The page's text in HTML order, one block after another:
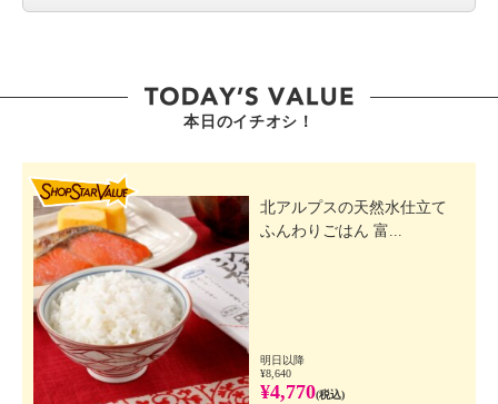
本日のイチオシ！
北アルプスの天然水仕立て
ふんわりごはん 富...
明日以降
¥8,640
¥4,770(税込)